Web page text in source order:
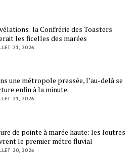
la Confrérie des Toasters
les ficelles des marées
21, 2026
une métropole pressée, l’au-delà se
enfin à la minute.
21, 2026
de pointe à marée haute: les loutres
le premier métro fluvial
20, 2026